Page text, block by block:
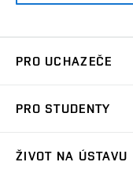
PRO UCHAZEČE
Letní škola architektury
PRO STUDENTY
ŽIVOT NA ÚSTAVU